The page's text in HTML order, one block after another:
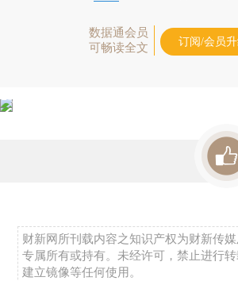
数据通会员
可畅读全文
订阅/会员
财新网所刊载内容之知识产权为财新传
专属所有或持有。未经许可，禁止进行
建立镜像等任何使用。